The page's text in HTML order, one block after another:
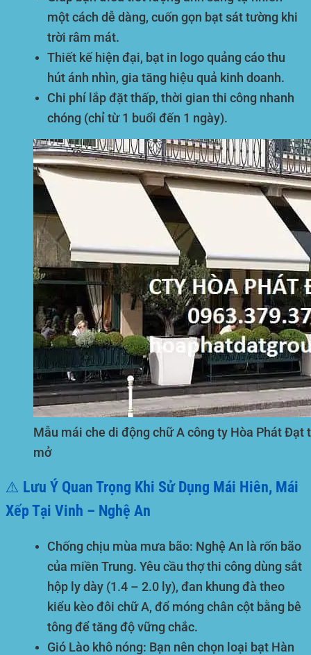
một cách dễ dàng, cuốn gọn bạt sát tường khi
trời râm mát.
Thiết kế hiện đại, bạt in logo quảng cáo thu
hút ánh nhìn, gia tăng hiệu quả kinh doanh.
Chi phí lắp đặt thấp, thời gian thi công nhanh
chóng (chỉ từ 1 buổi đến 1 ngày).
Mẫu mái che di động chữ A công ty Hòa Phát Đạt
mở
⚠️ Lưu Ý Quan Trọng Khi Sử Dụng Mái Hiên, Mái
Xếp Tại Vinh – Nghệ An
Chống chịu mùa mưa bão: Nghệ An là rốn bão
của miền Trung. Yêu cầu thợ thi công dùng sắt
hộp ly dày (1.4 – 2.0 ly), đan khung đà theo
kiểu kèo đôi chữ A, đổ móng chân cột bằng bê
tông để tăng độ vững chắc.
Gió Lào khô nóng: Bạn nên chọn loại bạt Hàn